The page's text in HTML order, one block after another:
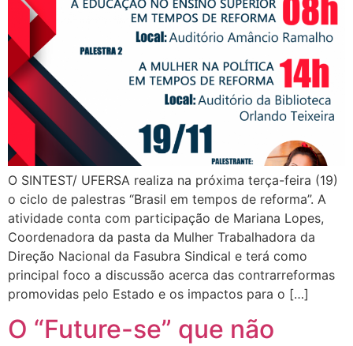
O SINTEST/ UFERSA realiza na próxima terça-feira (19)
o ciclo de palestras “Brasil em tempos de reforma”. A
atividade conta com participação de Mariana Lopes,
Coordenadora da pasta da Mulher Trabalhadora da
Direção Nacional da Fasubra Sindical e terá como
principal foco a discussão acerca das contrarreformas
promovidas pelo Estado e os impactos para o […]
O “Future-se” que não